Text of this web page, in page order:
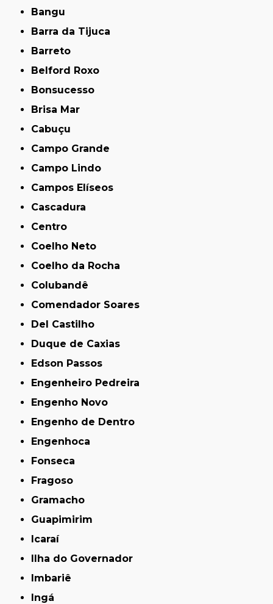
Bangu
Barra da Tijuca
Barreto
Belford Roxo
Bonsucesso
Brisa Mar
Cabuçu
Campo Grande
Campo Lindo
Campos Elíseos
Cascadura
Centro
Coelho Neto
Coelho da Rocha
Colubandê
Comendador Soares
Del Castilho
Duque de Caxias
Edson Passos
Engenheiro Pedreira
Engenho Novo
Engenho de Dentro
Engenhoca
Fonseca
Fragoso
Gramacho
Guapimirim
Icaraí
Ilha do Governador
Imbariê
Ingá